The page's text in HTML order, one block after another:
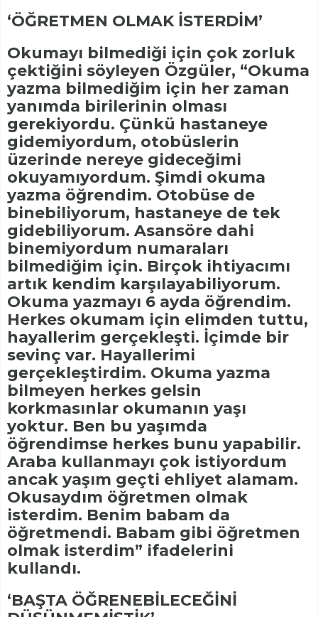
‘ÖĞRETMEN OLMAK İSTERDİM’
Okumayı bilmediği için çok zorluk
çektiğini söyleyen Özgüler, “Okuma
yazma bilmediğim için her zaman
yanımda birilerinin olması
gerekiyordu. Çünkü hastaneye
gidemiyordum, otobüslerin
üzerinde nereye gideceğimi
okuyamıyordum. Şimdi okuma
yazma öğrendim. Otobüse de
binebiliyorum, hastaneye de tek
gidebiliyorum. Asansöre dahi
binemiyordum numaraları
bilmediğim için. Birçok ihtiyacımı
artık kendim karşılayabiliyorum.
Okuma yazmayı 6 ayda öğrendim.
Herkes okumam için elimden tuttu,
hayallerim gerçekleşti. İçimde bir
sevinç var. Hayallerimi
gerçekleştirdim. Okuma yazma
bilmeyen herkes gelsin
korkmasınlar okumanın yaşı
yoktur. Ben bu yaşımda
öğrendimse herkes bunu yapabilir.
Araba kullanmayı çok istiyordum
ancak yaşım geçti ehliyet alamam.
Okusaydım öğretmen olmak
isterdim. Benim babam da
öğretmendi. Babam gibi öğretmen
olmak isterdim” ifadelerini
kullandı.
‘BAŞTA ÖĞRENEBİLECEĞİNİ